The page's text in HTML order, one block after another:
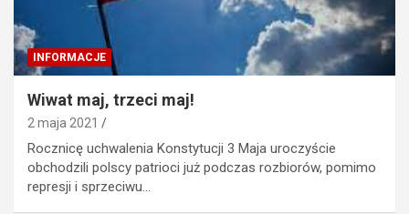
INFORMACJE
Wiwat maj, trzeci maj!
2 maja 2021
Rocznicę uchwalenia Konstytucji 3 Maja uroczyście
obchodzili polscy patrioci już podczas rozbiorów, pomimo
represji i sprzeciwu…